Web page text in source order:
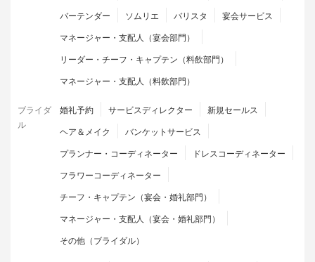
バーテンダー
ソムリエ バリスタ
宴会サービス
マネージャー・支配人（宴会部門）
リーダー・チーフ・キャプテン（料飲部門）
マネージャー・支配人（料飲部門）
ブライダ
ル
婚礼予約 サービスディレクター
新規セールス
ヘア＆メイク
バンケットサービス
プランナー・コーディネーター
ドレスコーディネーター
フラワーコーディネーター
チーフ・キャプテン（宴会・婚礼部門）
マネージャー・支配人（宴会・婚礼部門）
その他（ブライダル）